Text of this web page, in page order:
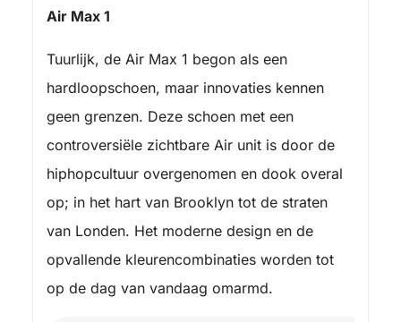
Air Max 1
Tuurlijk, de Air Max 1 begon als een
hardloopschoen, maar innovaties kennen
geen grenzen. Deze schoen met een
controversiële zichtbare Air unit is door de
hiphopcultuur overgenomen en dook overal
op; in het hart van Brooklyn tot de straten
van Londen. Het moderne design en de
opvallende kleurencombinaties worden tot
op de dag van vandaag omarmd.